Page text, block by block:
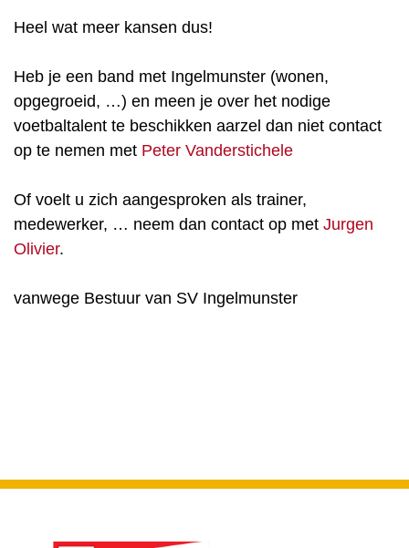
Heel wat meer kansen dus!
Heb je een band met Ingelmunster (wonen,
opgegroeid, …) en meen je over het nodige
voetbaltalent te beschikken aarzel dan niet contact
op te nemen met Peter Vanderstichele
Of voelt u zich aangesproken als trainer,
medewerker, … neem dan contact op met Jurgen
Olivier.
vanwege Bestuur van SV Ingelmunster